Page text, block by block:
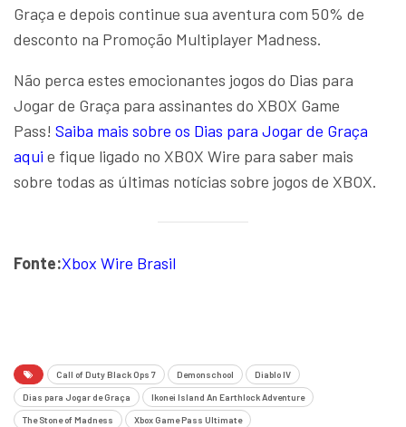
Graça e depois continue sua aventura com 50% de
desconto na Promoção Multiplayer Madness.
Não perca estes emocionantes jogos do Dias para
Jogar de Graça para assinantes do XBOX Game
Pass! Saiba mais sobre os Dias para Jogar de Graça
aqui e fique ligado no XBOX Wire para saber mais
sobre todas as últimas notícias sobre jogos de XBOX.
Fonte:Xbox Wire Brasil
Call of Duty Black Ops 7 Demonschool Diablo IV
Dias para Jogar de Graça Ikonei Island An Earthlock Adventure
The Stone of Madness Xbox Game Pass Ultimate